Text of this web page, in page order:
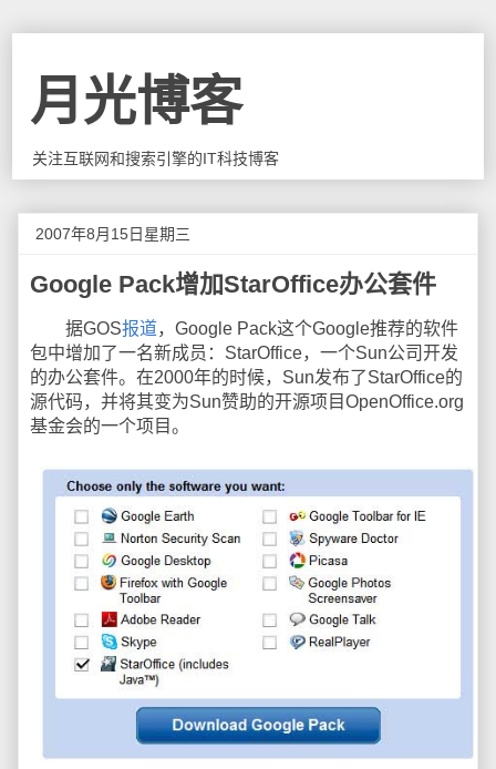
月光博客
关注互联网和搜索引擎的IT科技博客
2007年8月15日星期三
Google Pack增加StarOffice办公套件
据GOS报道，Google Pack这个Google推荐的软件
包中增加了一名新成员：StarOffice，一个Sun公司开发
的办公套件。在2000年的时候，Sun发布了StarOffice的
源代码，并将其变为Sun赞助的开源项目OpenOffice.org
基金会的一个项目。